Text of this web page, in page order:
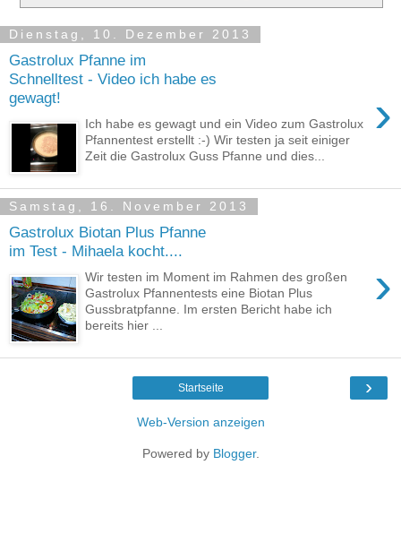
Dienstag, 10. Dezember 2013
Gastrolux Pfanne im
Schnelltest - Video ich habe es
gewagt!
›
Ich habe es gewagt und ein Video zum Gastrolux
Pfannentest erstellt :-) Wir testen ja seit einiger
Zeit die Gastrolux Guss Pfanne und dies...
Samstag, 16. November 2013
Gastrolux Biotan Plus Pfanne
im Test - Mihaela kocht....
›
Wir testen im Moment im Rahmen des großen
Gastrolux Pfannentests eine Biotan Plus
Gussbratpfanne. Im ersten Bericht habe ich
bereits hier ...
›
Startseite
Web-Version anzeigen
Powered by Blogger.